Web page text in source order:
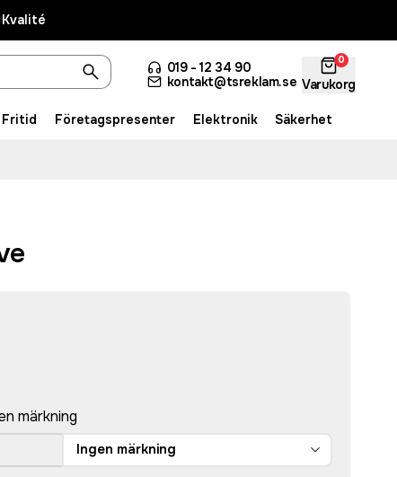
019 - 12 34 90
kontakt@tsreklam.se
0
Varukorg
Fritid Företagspresenter Elektronik Säkerhet
märkning
Ingen märkning